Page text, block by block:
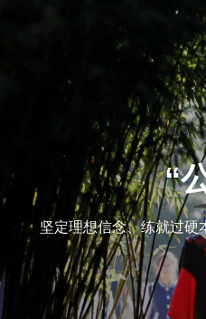
“
坚定理想信念、练就过硬